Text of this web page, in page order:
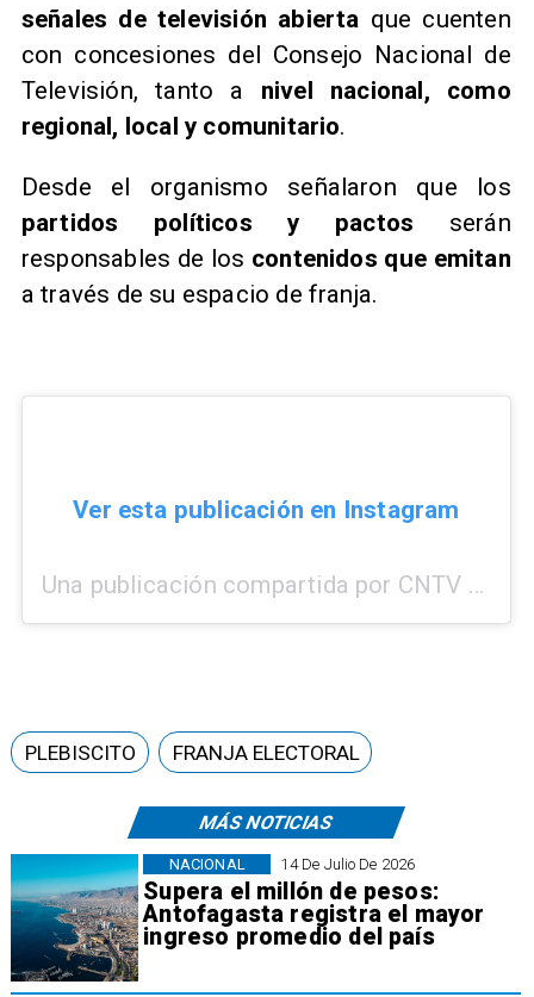
señales de televisión abierta que cuenten
con concesiones del Consejo Nacional de
Televisión, tanto a nivel nacional, como
regional, local y comunitario.
Desde el organismo señalaron que los
partidos políticos y pactos serán
responsables de los contenidos que emitan
a través de su espacio de franja.
Ver esta publicación en Instagram
Una publicación compartida por CNTV (@cntvdechile)
MÁS NOTICIAS
14 De Julio De 2026
Supera el millón de pesos:
Antofagasta registra el mayor
ingreso promedio del país
NACIONAL
PLEBISCITO FRANJA ELECTORAL